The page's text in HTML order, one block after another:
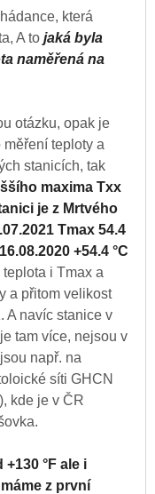
která
A to jaká byla
naměřená na
otázku, opak je
teploty a
stanicích, tak
maxima Txx
je z Mrtvého
Tmax 54.4
+54.4 °C
i Tmax a
a přitom velikost
A navíc stanice v
tam více, nejsou v
např. na
síti GHCN
kde je v ČR
°F ale i
máme z první